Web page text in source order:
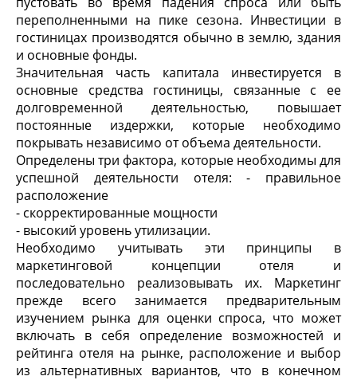
переполненными на пике сезона. Инвестиции в
гостиницах производятся обычно в землю, здания
и основные фонды.
Значительная часть капитала инвестируется в
основные средства гостиницы, связанные с ее
долговременной деятельностью, повышает
постоянные издержки, которые необходимо
покрывать независимо от объема деятельности.
Определены три фактора, которые необходимы для
успешной деятельности отеля: - правильное
расположение
- скорректированные мощности
- высокий уровень утилизации.
Необходимо учитывать эти принципы в
маркетинговой концепции отеля и
последовательно реализовывать их. Маркетинг
прежде всего занимается предварительным
изучением рынка для оценки спроса, что может
включать в себя определение возможностей и
рейтинга отеля на рынке, расположение и выбор
из альтернативных вариантов, что в конечном